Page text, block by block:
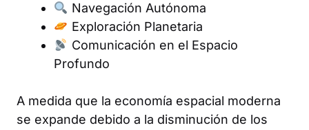
Navegación Autónoma
Exploración Planetaria
Comunicación en el Espacio
Profundo
A medida que la economía espacial moderna
se expande debido a la disminución de los